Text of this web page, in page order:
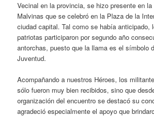
Vecinal en la provincia, se hizo presente en
Malvinas que se celebró en la Plaza de la
ciudad capital. Tal como se había anticipado,
patriotas participaron por segundo año
antorchas, puesto que la llama es el símbolo
Juventud.
Acompañando a nuestros Héroes, los
sólo fueron muy bien recibidos, sino que
organización del encuentro se destacó su
agradeció especialmente el apoyo que